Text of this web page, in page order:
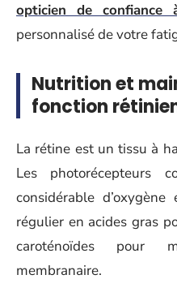
opticien de confiance
personnalisé de votre
Nutrition et
fonction
La rétine est un tissu à
Les photorécepteurs
considérable
régulier en acides gras
caroténoïdes pour
membranaire.